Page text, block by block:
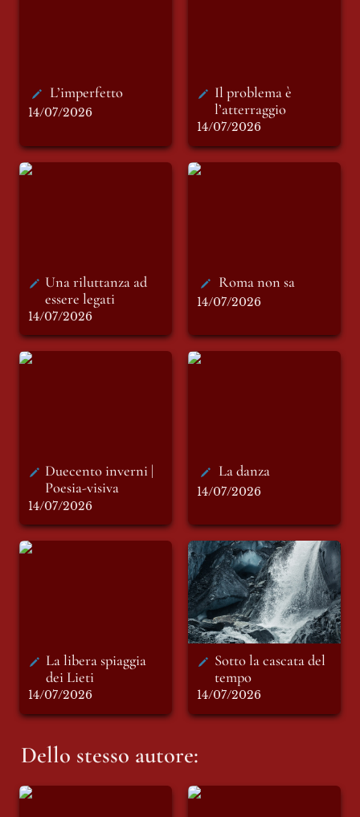
L’imperfetto
14/07/2026
Il problema è
l’atterraggio
14/07/2026
Una riluttanza ad
Una riluttanza ad
essere legati
14/07/2026
Roma non sa
Roma non sa
14/07/2026
Duecento inverni |
Duecento inverni |
Poesia-visiva
14/07/2026
La danza
La danza
14/07/2026
La libera spiaggia
La libera spiaggia
dei Lieti
14/07/2026
Sotto la cascata del
tempo
Sotto la cascata del
tempo
14/07/2026
Dello stesso autore:
L’imperfetto La danza